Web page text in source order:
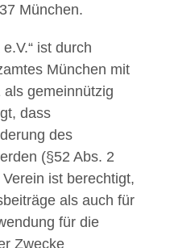
München.
ist durch
München mit
gemeinnützig
dass
des
(§52 Abs. 2
ist berechtigt,
als auch für
für die
Zwecke